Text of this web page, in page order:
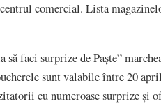
comercial. Lista
să faci surprize de Paște”
sunt valabile între 20
cu numeroase surprize și